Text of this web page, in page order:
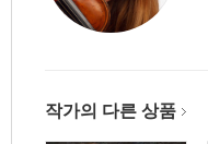
작가의 다른 상품